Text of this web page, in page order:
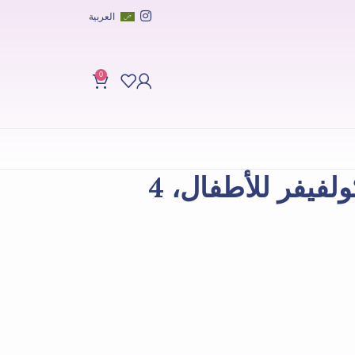
العربية
0
لصقات كوباياشي كولفيفر للأطفال، 4